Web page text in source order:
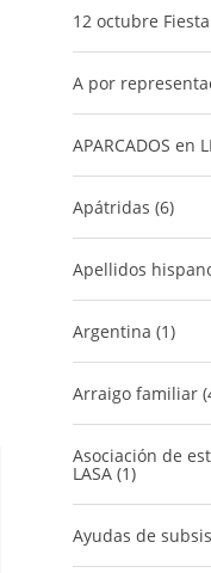
12 octubre
A por
APARCADOS en
Apátridas (6)
Apellidos
Argentina (1)
Arraigo familiar
Asociación de estudios latinoamericanos,
LASA (1)
Ayudas de